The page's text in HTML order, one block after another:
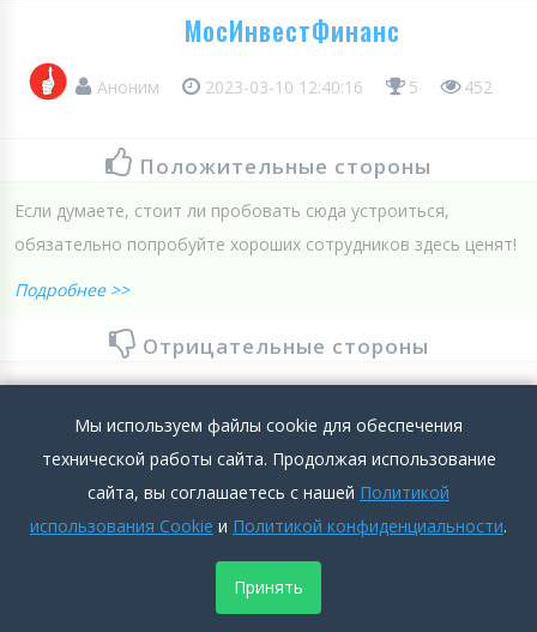
МосИнвестФинанс
Аноним 2023-03-10 12:40:16 5 452
Положительные стороны
Если думаете, стоит ли пробовать сюда устроиться,
обязательно попробуйте хороших сотрудников здесь ценят!
Подробнее >>
Отрицательные стороны
Нет
Подробнее >>
Добавить комментарий
МосИнвестФинанс
Мы используем файлы cookie для обеспечения
технической работы сайта. Продолжая использование
сайта, вы соглашаетесь с нашей Политикой
использования Cookie и Политикой конфиденциальности.
Принять